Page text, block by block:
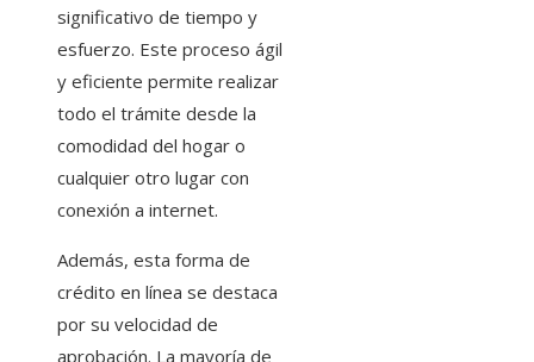
significativo de tiempo y
esfuerzo. Este proceso ágil
y eficiente permite realizar
todo el trámite desde la
comodidad del hogar o
cualquier otro lugar con
conexión a internet.
Además, esta forma de
crédito en línea se destaca
por su velocidad de
aprobación. La mayoría de